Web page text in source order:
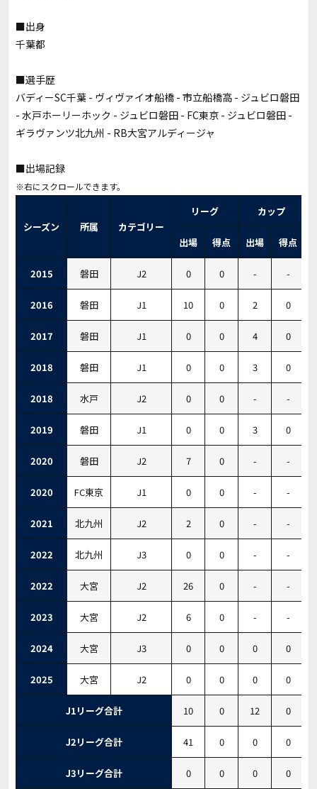
■出身
千葉都
■選手歴
バディーSC千葉 - ヴィヴァイオ船橋 - 市立船橋高 - ジュビロ磐田
- 水戸ホーリーホック - ジュビロ磐田 - FC東京 - ジュビロ磐田 -
ギラヴァンツ北九州 - RB大宮アルディージャ
■出場記録
シーズン 所属 カテゴリー
リーグ カップ
出場 得点 出場 得点
2015 磐田 J2 0 0 - -
2016 磐田 J1 10 0 2 0
2017 磐田 J1 0 0 4 0
2018 磐田 J1 0 0 3 0
2018 水戸 J2 0 0 - -
2019 磐田 J1 0 0 3 0
2020 磐田 J2 7 0 - -
2020 FC東京 J1 0 0 - -
2021 北九州 J2 2 0 - -
2022 北九州 J3 0 0 - -
2022 大宮 J2 26 0 - -
2023 大宮 J2 6 0 - -
2024 大宮 J3 0 0 0 0
2025 大宮 J2 0 0 0 0
J1リーグ合計 10 0 12 0
J2リーグ合計 41 0 0 0
J3リーグ合計 0 0 0 0